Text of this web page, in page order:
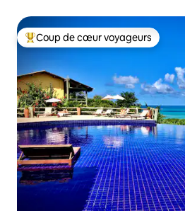
Coup de cœur voyageurs parmi les
Coup de cœur voyageurs